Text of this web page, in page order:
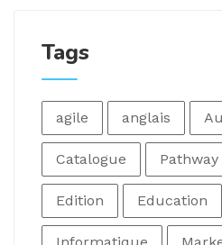
Tags
agile anglais
Catalogue Pathway
Edition Education